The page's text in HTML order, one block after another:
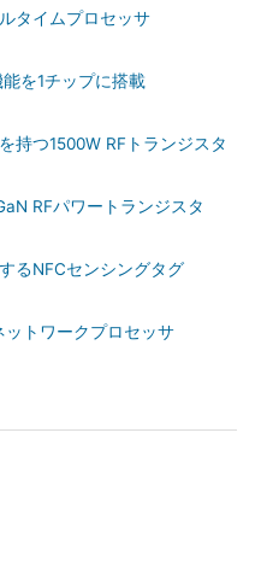
タイムプロセッサ
を1チップに搭載
持つ1500W RFトランジスタ
RFパワートランジスタ
るNFCセンシングタグ
トワークプロセッサ